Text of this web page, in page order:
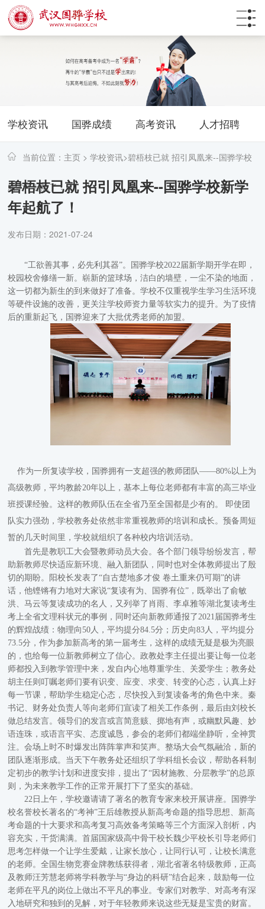
学校资讯 国骅成绩 高考资讯 人才招聘
当前位置： 主页 > 学校资讯>碧梧枝已就 招引凤凰来--国骅学校
新学年起航了！
碧梧枝已就 招引凤凰来--国骅学校新学
年起航了！
发布日期：2021-07-24
“工欲善其事，必先利其器”。国骅学校2022届新学期开学在即，
校园校舍修缮一新。崭新的篮球场，洁白的墙壁，一尘不染的地面，
这一切都为新生的到来做好了准备。学校不仅重视学生学习生活环境
等硬件设施的改善，更关注学校师资力量等软实力的提升。为了疫情
后的重新起飞，国骅迎来了大批优秀老师的加盟。
作为一所复读学校，国骅拥有一支超强的教师团队——80%以上为
高级教师，平均教龄20年以上，基本上每位老师都有丰富的高三毕业
班授课经验。这样的教师队伍在全省乃至全国都是少有的。 即使团
队实力强劲，学校教务处依然非常重视教师的培训和成长。预备周短
暂的几天时间里，学校就组织了各种校内培训活动。
首先是教职工大会暨教师动员大会。各个部门领导纷纷发言，帮
助新教师尽快适应新环境、融入新团队，同时也对全体教师提出了殷
切的期盼。阳校长发表了“自古楚地多才俊 卷土重来仍可期”的讲
话，他铿锵有力地对大家说“复读有为、国骅有位”，既举出了俞敏
洪、马云等复读成功的名人，又列举了肖雨、李卓雅等湖北复读考生
考上全省文理科状元的事例，同时还向新教师通报了2021届国骅考生
的辉煌战绩：物理向50人，平均提分84.5分；历史向83人，平均提分
73.5分，作为参加新高考的第一届考生，这样的成绩无疑是极为亮眼
的，也给每一位新教师树立了信心。政教处李主任提出要让每一位老
师都投入到教学管理中来，发自内心地尊重学生、关爱学生；教务处
胡主任则叮嘱老师们要有识变、应变、求变、转变的心态，认真上好
每一节课，帮助学生稳定心态，尽快投入到复读备考的角色中来。秦
书记、财务处负责人等向老师们宣读了相关工作条例，最后由刘校长
做总结发言。领导们的发言或言简意赅、掷地有声，或幽默风趣、妙
语连珠，或语言平实、态度诚恳，参会的老师们都端坐静听，全神贯
注。会场上时不时爆发出阵阵掌声和笑声。整场大会气氛融洽，新的
团队逐渐形成。当天下午教务处还组织了学科组长会议，帮助各科制
定初步的教学计划和进度安排，提出了“因材施教、分层教学”的总原
则，为未来教学工作的正常开展打下了坚实的基础。
22日上午，学校邀请请了著名的教育专家来校开展讲座。国骅学
校名誉校长著名的“考神”王后雄教授从新高考命题的指导思想、新高
考命题的十大要求和高考复习高效备考策略等三个方面深入剖析，内
容充实，干货满满。首届国家级高中骨干校长魏少平校长引导老师们
思考怎样做一个让学生爱戴，让家长放心，让同行认可，让校长满意
的老师。全国生物竞赛金牌教练获得者 ，湖北省著名特级教师，正高
及教师汪芳慧老师将学科教学与“身边的科研”结合起来，鼓励每一位
老师在平凡的岗位上做出不平凡的事业。专家们对教学、对高考有深
入地研究和独到的见解，对于年轻教师来说这些无疑是宝贵的财富。